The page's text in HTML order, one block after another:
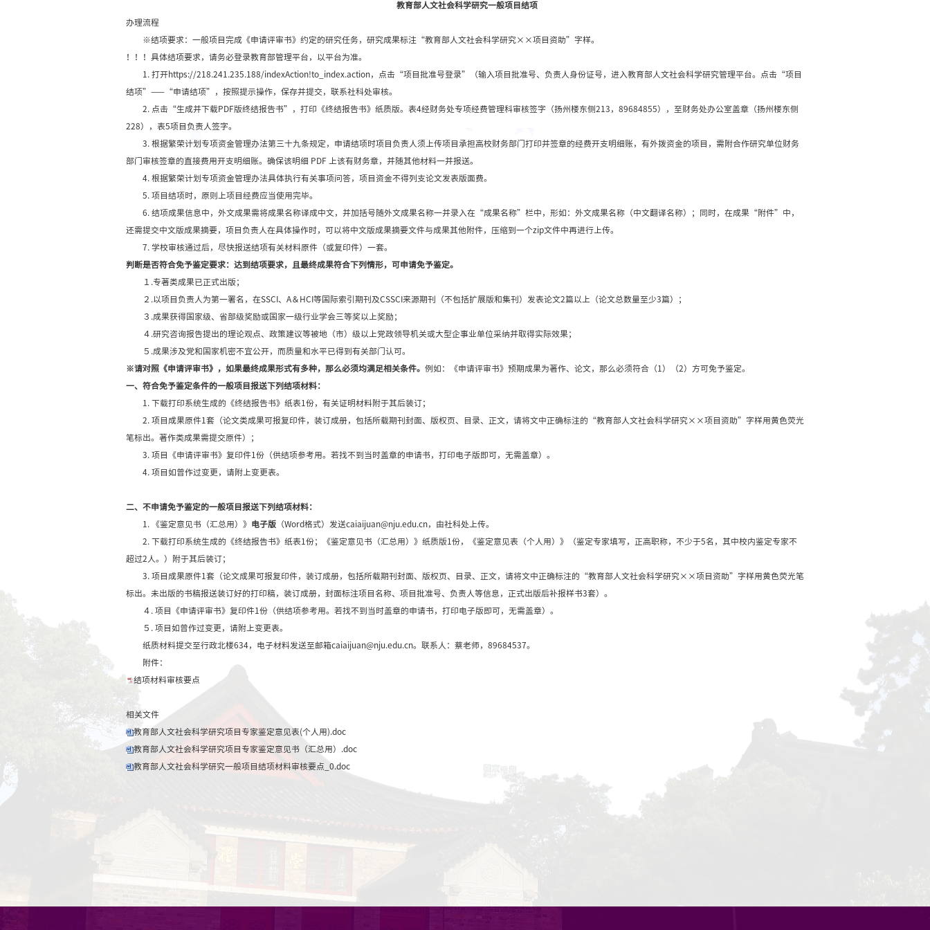
2017年11月17日 社科处 浏览次数：45
教育部人文社会科学研究一般项目结项
办理流程
※结项要求：一般项目完成《申请评审书》约定的研究任务，研究成果标注“教育部人文社会科学研究××项目资助”字样。
！！！具体结项要求，请务必登录教育部管理平台，以平台为准。
1. 打开https://218.241.235.188/indexAction!to_index.action，点击“项目批准号登录”（输入项目批准号、负责人身份证号，进入教育
结项”——“申请结项”，按照提示操作，保存并提交，联系社科处审核。
2. 点击“生成并下载PDF版终结报告书”，打印《终结报告书》纸质版。表4经财务处专项经费管理科审核签字（扬州楼东侧213，
228），表5项目负责人签字。
3. 根据繁荣计划专项资金管理办法第三十九条规定，申请结项时项目负责人须上传项目承担高校财务部门打印并签章的经费开支明细账，有
部门审核签章的直接费用开支明细账。确保该明细 PDF 上该有财务章，并随其他材料一并报送。
4. 根据繁荣计划专项资金管理办法具体执行有关事项问答，项目资金不得列支论文发表版面费。
6. 结项成果信息中，外文成果需将成果名称译成中文，并加括号随外文成果名称一并录入在“成果名称”栏中，形如：外文成果名称（中
还需提交中文版成果摘要，项目负责人在具体操作时，可以将中文版成果摘要文件与成果其他附件，压缩到一个zip文件中再进行上传。
判断是否符合免予鉴定要求：达到结项要求，且最终成果符合下列情形，可申请免予鉴定。
１.专著类成果已正式出版；
２.以项目负责人为第一署名，在SSCI、A＆HCI等国际索引期刊及CSSCI来源期刊（不包括扩展版和集刊）发表论文2篇以上（论文总数量至
４.研究咨询报告提出的理论观点、政策建议等被地（市）级以上党政领导机关或大型企事业单位采纳并取得实际效果；
５.成果涉及党和国家机密不宜公开，而质量和水平已得到有关部门认可。
例如：《申请评审书》预期成果为著作、论文，那么必须符
一、符合免予鉴定条件的一般项目报送下列结项材料：
1. 下载打印系统生成的《终结报告书》纸表1份，有关证明材料附于其后装订；
2. 项目成果原件1套（论文类成果可报复印件，装订成册，包括所载期刊封面、版权页、目录、正文，请将文中正确标注的“教育部人文
笔标出。著作类成果需提交原件）；
3. 项目《申请评审书》复印件1份（供结项参考用。若找不到当时盖章的申请书，打印电子版即可，无需盖章）。
2. 下载打印系统生成的《终结报告书》纸表1份；《鉴定意见书（汇总用）》纸质版1份，《鉴定意见表（个人用）》（鉴定专家填写，正